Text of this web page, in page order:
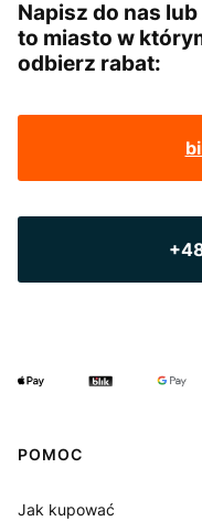
Napisz do nas
to miasto w
odbierz rabat:
POMOC
Jak kupować